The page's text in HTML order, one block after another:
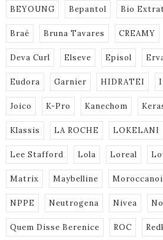
BEYOUNG Bepantol Bio
Braé Bruna Tavares CREAMY
Deva Curl Elseve Episol
Eudora Garnier HIDRATEI
Joico K-Pro Kanechom
Klassis LA ROCHE LOKELANI
Lee Stafford Lola Loreal
Matrix Maybelline
NPPE Neutrogena Nivea
Quem Disse Berenice ROC